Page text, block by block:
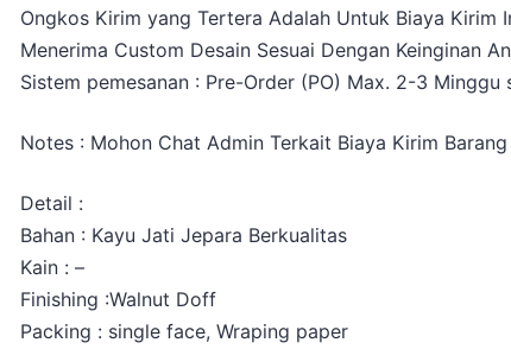
Ongkos Kirim yang Tertera Adalah Untuk Biaya Kirim
Menerima Custom Desain Sesuai Dengan Keinginan
Sistem pemesanan : Pre-Order (PO) Max. 2-3
Notes : Mohon Chat Admin Terkait Biaya Kirim Barang
Detail :
Bahan : Kayu Jati Jepara Berkualitas
Kain : –
Finishing :Walnut Doff
Packing : single face, Wraping paper